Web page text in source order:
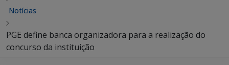
Notícias
PGE define banca organizadora para a realização do
concurso da instituição